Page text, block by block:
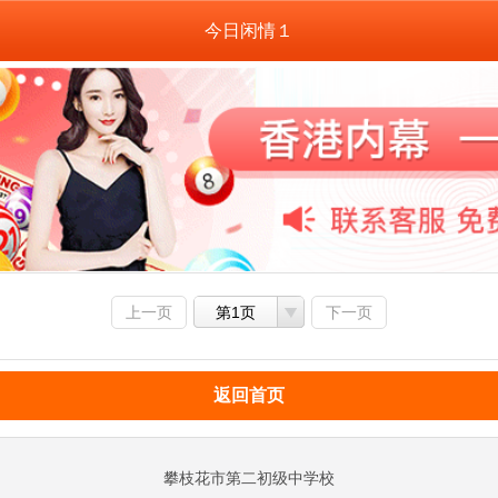
今日闲情１
上一页 第1页 下一页
返回首页
攀枝花市第二初级中学校